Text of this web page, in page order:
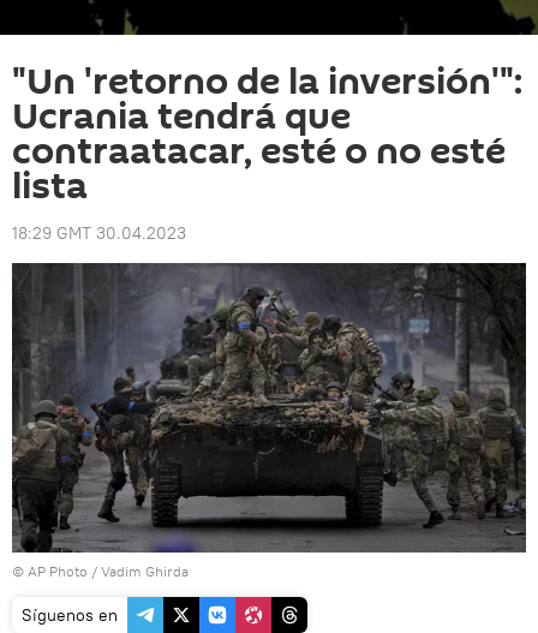
"Un 'retorno de la inversión'":
Ucrania tendrá que
contraatacar, esté o no esté
lista
18:29 GMT 30.04.2023
© AP Photo / Vadim Ghirda
Síguenos en